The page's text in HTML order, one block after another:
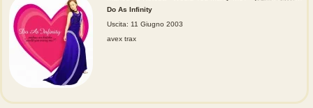
Do As Infinity
Uscita: 11 Giugno 2003
avex trax